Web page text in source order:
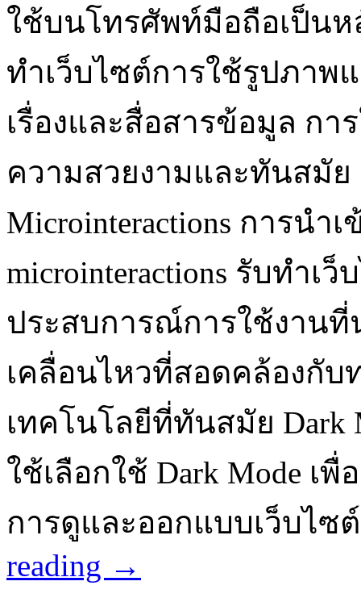
ใช้บนโทรศัพท์มือถือเป็นห
ทําเว็บไซต์การใช้รูปภาพ
เรื่องและสื่อสารข้อมูล ก
ความสวยงามและทันสมัย
Microinteractions การนำ
microinteractions รับทําเ
ประสบการณ์การใช้งานที่
เคลื่อนไหวที่สอดคล้องกั
เทคโนโลยีที่ทันสมัย Dark
ใช้เลือกใช้ Dark Mode เ
การดูและออกแบบเว็บไ
reading →